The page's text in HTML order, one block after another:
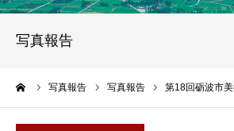
写真報告
写真報告 写真報告 第18回砺波市